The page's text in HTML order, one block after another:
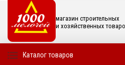
магазин строительных
и хозяйственных
Каталог товаров